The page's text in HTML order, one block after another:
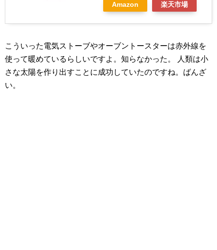
Amazon 楽天市場
こういった電気ストーブやオーブントースターは赤外線を
使って暖めているらしいですよ。知らなかった。 人類は小
さな太陽を作り出すことに成功していたのですね。ばんざ
い。